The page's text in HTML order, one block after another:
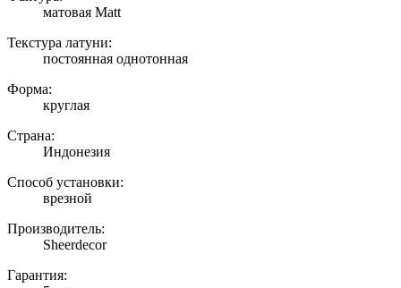
матовая Matt
Текстура латуни:
постоянная однотонная
Форма:
круглая
Страна:
Индонезия
Способ установки:
врезной
Производитель:
Sheerdecor
Гарантия: